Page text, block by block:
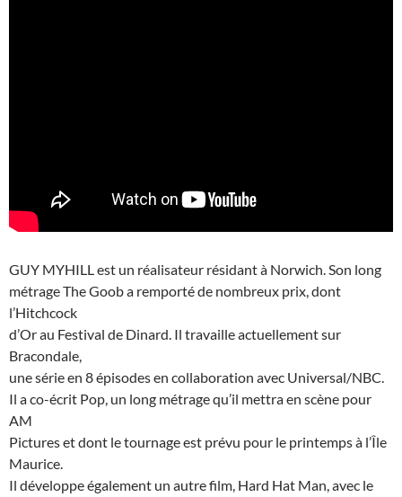
GUY MYHILL est un réalisateur résidant à Norwich. Son long
métrage The Goob a remporté de nombreux prix, dont
l’Hitchcock
d’Or au Festival de Dinard. Il travaille actuellement sur
Bracondale,
une série en 8 épisodes en collaboration avec Universal/NBC.
Il a co-écrit Pop, un long métrage qu’il mettra en scène pour
AM
Pictures et dont le tournage est prévu pour le printemps à l’Île
Maurice.
Il développe également un autre film, Hard Hat Man, avec le